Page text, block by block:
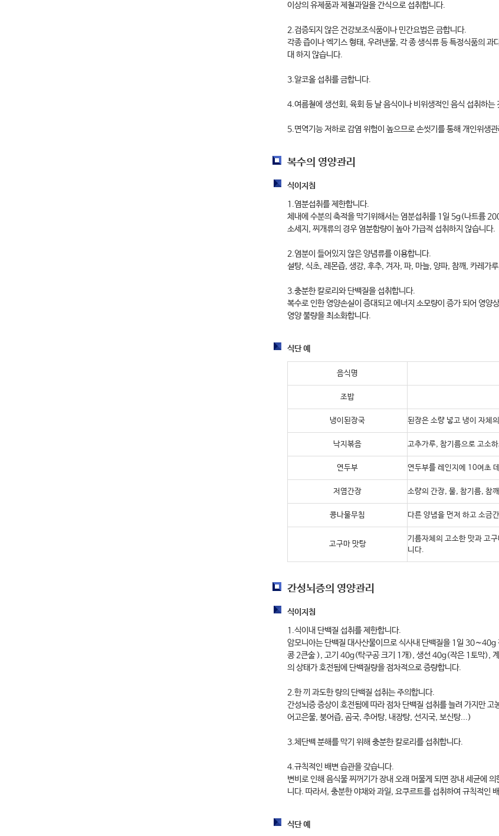
이상의 유제품과 제철과일을 간식으로 섭취합니다.
2.검증되지 않은 건강보조식품이나 민간요법은 금합니다.
각종 즙이나 엑기스 형태, 우려낸물, 각 종 생식류 등 특정식품의
대 하지 않습니다.
3.알코올 섭취를 금합니다.
4.여름철에 생선회, 육회 등 날 음식이나 비위생적인 음식 섭취하는
5.면역기능 저하로 감염 위험이 높으므로 손씻기를 통해 개인위생
복수의 영양관리
식이지침
1.염분섭취를 제한합니다.
체내에 수분의 축적을 막기위해서는 염분섭취를 1일 5g(나트륨
소세지, 찌개류의 경우 염분함량이 높아 가급적 섭취하지 않습니다.
2.염분이 들어있지 않은 양념류를 이용합니다.
설탕, 식초, 레몬즙, 생강, 후추, 겨자, 파, 마늘, 양파, 참깨, 카레가
3.충분한 칼로리와 단백질을 섭취합니다.
복수로 인한 영양손실이 증대되고 에너지 소모량이 증가 되어 영양
영양 불량을 최소화합니다.
식단 예
음식명
조밥
냉이된장국 된장은 소량 넣고 냉이 자체
낙지볶음 고추가루, 참기름으로 고소
연두부 연두부를 레인지에 10여초
저염간장 소량의 간장, 물, 참기름, 참
콩나물무침 다른 양념을 먼저 하고 소금
고구마 맛탕
기름자체의 고소한 맛과 고
니다.
간성뇌증의 영양관리
식이지침
1.식이내 단백질 섭취를 제한합니다.
암모니아는 단백질 대사산물이므로 식사내 단백질을 1일
콩 2큰술 ), 고기 40g(탁구공 크기 1개), 생선 40g(작은 1토막),
의 상태가 호전됨에 단백질량을 점차적으로 증량합니다.
2.한 끼 과도한 량의 단백질 섭취는 주의합니다.
간성뇌증 증상이 호전됨에 따라 점차 단백질 섭취를 늘려 가지만
어고은물, 붕어즙, 곰국, 추어탕, 내장탕, 선지국, 보신탕...)
3.체단백 분해를 막기 위해 충분한 칼로리를 섭취합니다.
4.규칙적인 배변 습관을 갖습니다.
변비로 인해 음식물 찌꺼기가 장내 오래 머물게 되면 장내 세균에
니다. 따라서, 충분한 야채와 과일, 요쿠르트를 섭취하여 규칙적인
식단 예